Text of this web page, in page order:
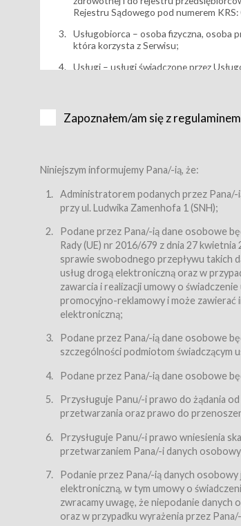
Rejestru Sądowego pod numerem
Usługobiorca – osoba fizyczna, osoba
która korzysta z Serwisu;
Usługi – usługi świadczone przez
Karnety – wybrane dokumenty
Bilety – wybrane dokumenty
przewidziane przez Usługodawcę dla
filmowych, wydarzeniach specjalnych i
Sklep – sklep internetowy prowadzony
Regulamin – niniejszy regulamin.
§ 2
Postanowienia ogólne
Regulamin określa zasady:
świadczenia Usługobiorcom
zasady świadczenia precyzują
przetwarzania przez
Usługodawca świadczy w
dnia 18 lipca 2002 r. o świadczeniu
nieodpłatnie.
usługę przeglądania i
usługę newsletter,
usługę zawierania na odległość
usługę zawierania na odległość
Usługodawca świadczy Usługi drogą
(Dz.U. z 2002 r., Nr 144, poz. 1204, z
Zapoznałem/am się z
Niniejszym informujemy Pana/-ią, że:
Administratorem podanych przez
przy ul. Ludwika Zamenhofa 1 (SNH);
Podane przez Pana/-ią dane osobowe
Rady (UE) nr 2016/679 z dnia 27
sprawie swobodnego przepływu takich
usług drogą elektroniczną oraz w
zawarcia i realizacji umowy o
promocyjno-reklamowy i może zawierać
elektroniczną;
Podane przez Pana/-ią dane osobowe
szczególności podmiotom świadczącym
Podane przez Pana/-ią dane osobowe
Przysługuje Panu/-i prawo do żądania
przetwarzania oraz prawo do
Przysługuje Panu/-i prawo wniesienia
przetwarzaniem Pana/-i danych
Podanie przez Pana/-ią danych
elektroniczną, w tym umowy o
zwracamy uwagę, że niepodanie
oraz w przypadku wyrażenia przez